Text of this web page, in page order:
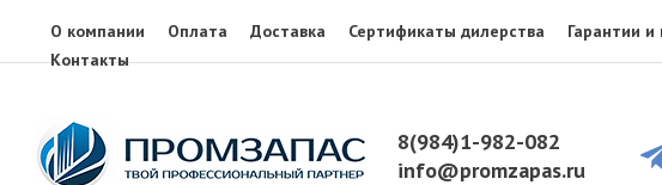
О компании Оплата Доставка Сертификаты дилерства Гарантии и
Контакты
8(984)1-982-082
info@promzapas.ru